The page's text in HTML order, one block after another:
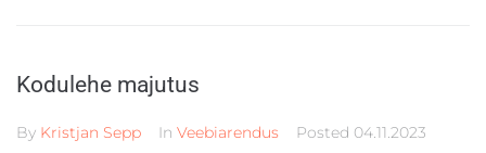
Kodulehe majutus
By Kristjan Sepp In Veebiarendus Posted 04.11.2023